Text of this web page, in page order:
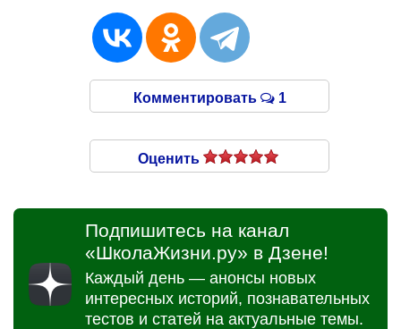
Комментировать 1
Оценить
Подпишитесь на канал
«ШколаЖизни.ру» в Дзене!
Каждый день — анонсы новых
интересных историй, познавательных
тестов и статей на актуальные темы.